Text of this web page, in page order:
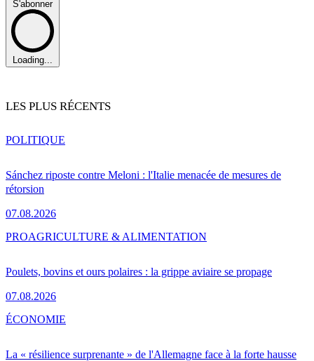
S'abonner
Loading...
LES PLUS RÉCENTS
Sánchez riposte contre Meloni : l'Italie menacée de mesures de
rétorsion
07.08.2026
POLITIQUE
Poulets, bovins et ours polaires : la grippe aviaire se propage
07.08.2026
PROAGRICULTURE & ALIMENTATION
La « résilience surprenante » de l'Allemagne face à la forte hausse
ÉCONOMIE